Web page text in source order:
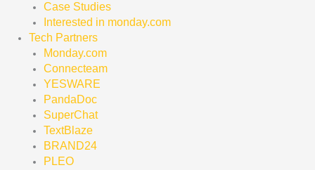
Case Studies
Interested in monday.com
Tech Partners
Monday.com
Connecteam
YESWARE
PandaDoc
SuperChat
TextBlaze
BRAND24
PLEO